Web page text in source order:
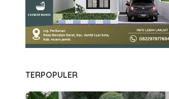
TERPOPULER